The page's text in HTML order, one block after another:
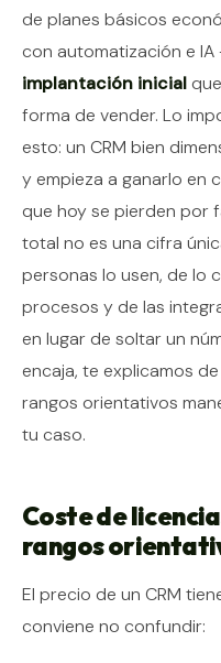
de planes básicos
con automatización e IA
implantación inicial
forma de vender. Lo
esto: un CRM bien
y empieza a ganarlo en
que hoy se pierden por
total no es una cifra
personas lo usen, de lo
procesos y de las
en lugar de soltar un
encaja, te explicamos
rangos orientativos
tu caso.
Coste de
rangos
El precio de un CRM
conviene no confundir: